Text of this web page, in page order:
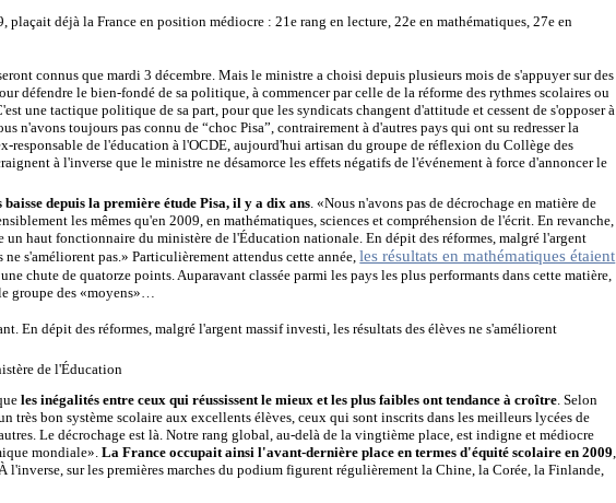
plaçait déjà la France en position médiocre : 21e rang en lecture, 22e en mathématiques, 27e en
connus que mardi 3 décembre. Mais le ministre a choisi depuis plusieurs mois de s'appuyer sur des
défendre le bien-fondé de sa politique, à commencer par celle de la réforme des rythmes scolaires ou
une tactique politique de sa part, pour que les syndicats changent d'attitude et cessent de s'opposer à
n'avons toujours pas connu de “choc Pisa”, contrairement à d'autres pays qui ont su redresser la
responsable de l'éducation à l'OCDE, aujourd'hui artisan du groupe de réflexion du Collège des
à l'inverse que le ministre ne désamorce les effets négatifs de l'événement à force d'annoncer le
baisse depuis la première étude Pisa, il y a dix ans . «Nous n'avons pas de décrochage en matière de
les mêmes qu'en 2009, en mathématiques, sciences et compréhension de l'écrit. En revanche,
un haut fonctionnaire du ministère de l'Éducation nationale. En dépit des réformes, malgré l'argent
ne s'améliorent pas.» Particulièrement attendus cette année,les résultats en mathématiques étaient
une chute de quatorze points. Auparavant classée parmi les pays les plus performants dans cette matière,
groupe des «moyens»…
En dépit des réformes, malgré l'argent massif investi, les résultats des élèves ne s'améliorent
de l'Éducation
les inégalités entre ceux qui réussissent le mieux et les plus faibles ont tendance à croître . Selon
très bon système scolaire aux excellents élèves, ceux qui sont inscrits dans les meilleurs lycées de
Le décrochage est là. Notre rang global, au-delà de la vingtième place, est indigne et médiocre
mondiale».La France occupait ainsi l'avant-dernière place en termes d'équité scolaire en 2009
sur les premières marches du podium figurent régulièrement la Chine, la Corée, la Finlande,